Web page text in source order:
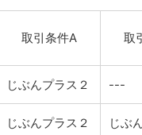
取引条件A 取
じぶんプラス２ ---
じぶんプラス２ じぶ